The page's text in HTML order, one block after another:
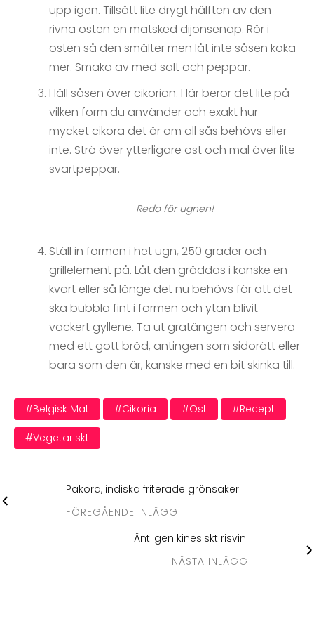
upp igen. Tillsätt lite drygt hälften av den
rivna osten en matsked dijonsenap. Rör i
osten så den smälter men låt inte såsen koka
mer. Smaka av med salt och peppar.
Häll såsen över cikorian. Här beror det lite på
vilken form du använder och exakt hur
mycket cikora det är om all sås behövs eller
inte. Strö över ytterligare ost och mal över lite
svartpeppar.
Redo för ugnen!
Ställ in formen i het ugn, 250 grader och
grillelement på. Låt den gräddas i kanske en
kvart eller så länge det nu behövs för att det
ska bubbla fint i formen och ytan blivit
vackert gyllene. Ta ut gratängen och servera
med ett gott bröd, antingen som sidorätt eller
bara som den är, kanske med en bit skinka till.
#belgisk Mat #cikoria #ost #recept
#vegetariskt
Pakora, indiska friterade grönsaker
FÖREGÅENDE INLÄGG
Äntligen kinesiskt risvin!
NÄSTA INLÄGG